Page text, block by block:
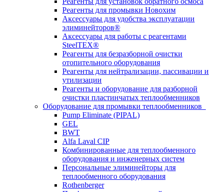
Реагенты для промывки Новохим
Аксессуары для удобства эксплуатации
элиминейторов®
Аксессуары для работы с реагентами
SteelTEX®
Реагенты для безразборной очистки
отопительного оборудования
Реагенты для нейтрализации, пассивации и
утилизации
Реагенты и оборудование для разборной
очистки пластинчатых теплообменников
Оборудование для промывки теплообменников
Pump Eliminate (PIPAL)
GEL
BWT
Alfa Laval CIP
Комбинированные для теплообменного
оборудования и инженерных систем
Персональные элиминейторы для
теплообменного оборудования
Rothenberger